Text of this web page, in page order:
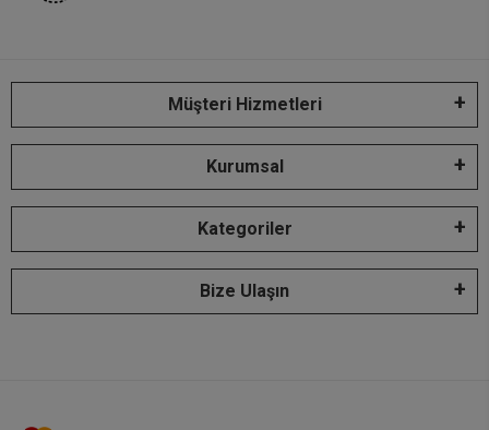
Müşteri Hizmetleri
Kurumsal
Kategoriler
Bize Ulaşın